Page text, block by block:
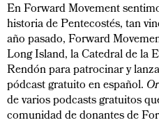
En Forward Movement
historia de Pentecostés, tan
año pasado, Forward
Long Island, la Catedral de la
Rendón para patrocinar y
pódcast gratuito en español.
de varios podcasts gratuitos
comunidad de donantes de